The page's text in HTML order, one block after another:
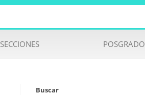
SECCIONES POSGRADO
Buscar